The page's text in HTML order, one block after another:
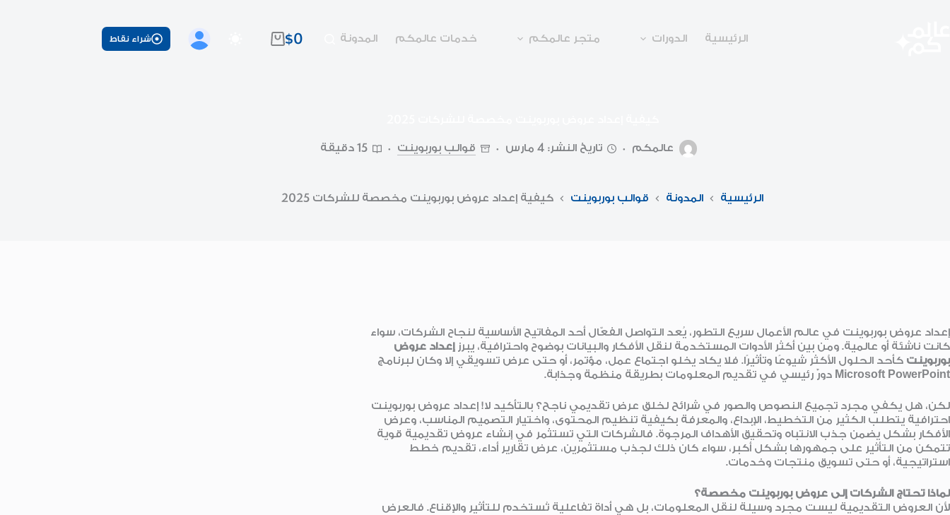
الرئيسية الدورات متجر عالمكم خدمات عالمكم المدونة
عربة
$0 شراء نقاط
عالمكم تاريخ النشر: 4 مارس قوالب بوربوينت 15 دقيقة
الرئيسية المدونة قوالب بوربوينت كيفية إعداد عروض بوربوينت مخصصة للشركات 2025
إعداد عروض بوربوينت في عالم الأعمال سريع التطور، يُعد التواصل الفعّال أحد المفاتيح الأساسية لنجاح الشركات، سواء
كانت ناشئة أو عالمية. ومن بين أكثر الأدوات المستخدمة لنقل الأفكار والبيانات بوضوح واحترافية، يبرزإعداد عروض
بوربوينت كأحد الحلول الأكثر شيوعًا وتأثيرًا. فلا يكاد يخلو اجتماع عمل، مؤتمر، أو حتى عرض تسويقي إلا وكان لبرنامج
Microsoft PowerPoint دورٌ رئيسي في تقديم المعلومات بطريقة منظمة وجذابة.
لكن، هل يكفي مجرد تجميع النصوص والصور في شرائح لخلق عرض تقديمي ناجح؟ بالتأكيد لا! إعداد عروض بوربوينت
احترافية يتطلب الكثير من التخطيط، الإبداع، والمعرفة بكيفية تنظيم المحتوى، واختيار التصميم المناسب، وعرض
الأفكار بشكل يضمن جذب الانتباه وتحقيق الأهداف المرجوة. فالشركات التي تستثمر في إنشاء عروض تقديمية قوية
تتمكن من التأثير على جمهورها بشكل أكبر، سواء كان ذلك لجذب مستثمرين، عرض تقارير أداء، تقديم خطط
استراتيجية، أو حتى تسويق منتجات وخدمات.
لماذا تحتاج الشركات إلى عروض بوربوينت مخصصة؟
لأن العروض التقديمية ليست مجرد وسيلة لنقل المعلومات، بل هي أداة تفاعلية تُستخدم للتأثير والإقناع. فالعرض